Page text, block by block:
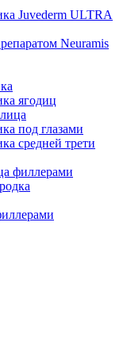
Juvederm ULTRA
Neuramis
ягодиц
под глазами
средней трети
филлерами